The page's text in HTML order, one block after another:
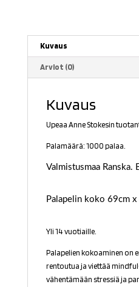
Kuvaus
Arviot (0)
Kuvaus
Upeaa Anne Stokesin
Palamäärä: 1000 palaa.
Valmistusmaa Ranska.
Palapelin koko 69cm x
Yli 14 vuotiaille.
Palapelien kokoaminen on
rentoutua ja viettää
vähentämään stressiä ja